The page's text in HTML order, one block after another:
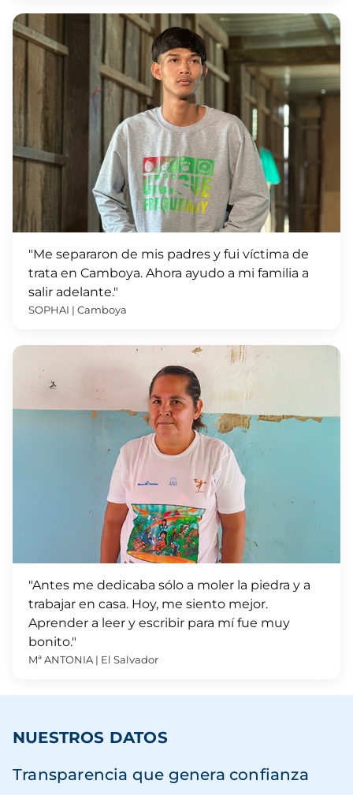
"Me separaron de mis padres y fui víctima de
trata en Camboya. Ahora ayudo a mi familia a
salir adelante."
SOPHAI | Camboya
"Antes me dedicaba sólo a moler la piedra y a
trabajar en casa. Hoy, me siento mejor.
Aprender a leer y escribir para mí fue muy
bonito."
Mª ANTONIA | El Salvador
NUESTROS DATOS
Transparencia que genera confianza